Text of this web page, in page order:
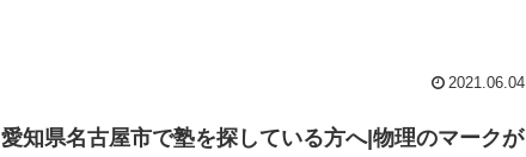
2021.06.04
愛知県名古屋市で塾を探している方へ|物理のマークが